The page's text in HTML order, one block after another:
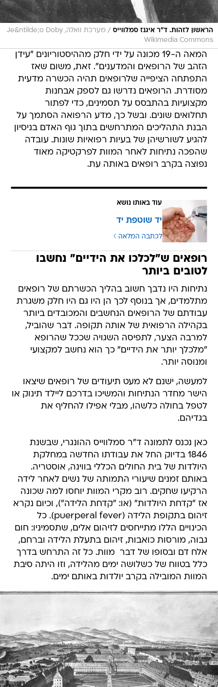
הראשון לזהות. ד"ר איגנז סמלווייס /
מערכת וואלה, Je&ntilde;o Doby
Wikimedia Commons
המאה ה-19 מכונה על ידי חלק מההיסטוריונים "עידן
הזהב של הרופאים והמדענים". זאת, משום שאז
התפתחה הציפייה שלרופאים תהיה הכשרה מדעית
מסודרת. הרופאים נדרשו גם לספק אבחנות
מקצועיות בהתבסס על תסמינים, כדי לפתור
תחלואים שונים. ובשל כך, מדע הרפואה הסתמך על
הבנת התהליכים המתרחשים בתוך גוף האדם בניסיון
להגיע לשורשיהן של בעיות רפואיות שונות. עובדה
שהפכה נתיחות לאחר המוות לפרקטיקה מאוד
נפוצה בקרב רופאים באותה עת.
עוד באותו נושא
יד שוטפת יד
לכתבה המלאה
רופאים ש"לכלכו את הידיים" נחשבו
לטובים ביותר
נתיחות היו נדבך חשוב בהליך הכשרתם של רופאים
מתלמדים, אך בנוסף לכך הן היו גם היו חלק משגרת
עבודתם של הרופאים הנחשבים והמכובדים ביותר
בקהילה הרפואית של אותה תקופה. דבר שהוביל,
למרבה הצער, לתפיסה השגויה שככל שהרופא
"מלכלך יותר את הידיים" כך הוא נחשב למקצועי
ומנוסה יותר.
למעשה, ישנם לא מעט תיעודים של רופאים שיצאו
הישר מחדר הנתיחות והמשיכו בדרכם ליילד תינוק או
לטפל בחולה כלשהו, מבלי אפילו להחליף את
בגדיהם.
כאן נכנס לתמונה ד"ר סמלווייס ההונגרי, שבשנת
1846 בדיוק החל את עבודתו החדשה במחלקת
היולדות של בית החולים הכללי בווינה, אוסטריה.
באותם זמנים שיעורי התמותה של נשים לאחר לידה
הרקיעו שחקים. רוב מקרי המוות יוחסו למה שכונה
אז "קדחת היולדות" (או: "קדחת הלידה"), וכיום נקרא
זיהום בתקופת הלידה (puerperal fever). כל
הכינויים הללו מתייחסים לזיהום אלים, שתסמיניו: חום
גבוה, מורסות כואבות, זיהום בתעלת הלידה וברחם,
אלח דם ובסופו של דבר  מוות. כל זה התרחש בדרך
כלל בטווח של כשלושה ימים מהלידה, וזו היתה סיבת
המוות המובילה בקרב יולדות באותם ימים.